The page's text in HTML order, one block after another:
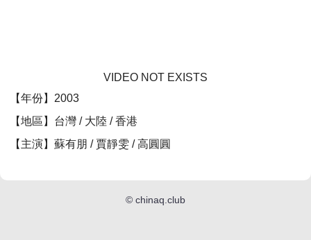
VIDEO NOT EXISTS
【年份】2003
【地區】台灣 / 大陸 / 香港
【主演】蘇有朋 / 賈靜雯 / 高圓圓
© chinaq.club